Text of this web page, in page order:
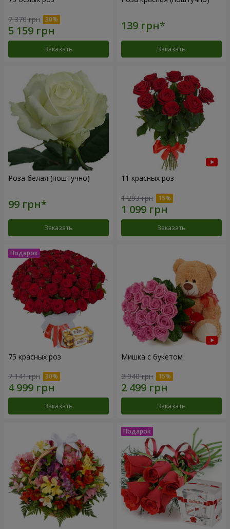
7 370 грн
Заказать Заказать
Роза белая (поштучно)
Заказать
11 красных роз
1 293 грн
Заказать
75 красных роз
7 141 грн
Заказать
Мишка с букетом
2 940 грн
Заказать